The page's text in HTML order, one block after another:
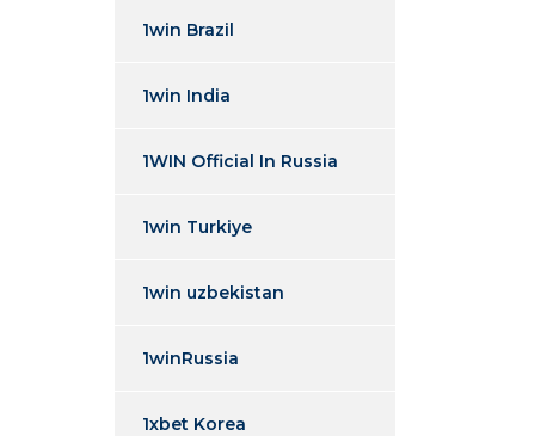
1win Brazil
1win India
1WIN Official In Russia
1win Turkiye
1win uzbekistan
1winRussia
1xbet Korea